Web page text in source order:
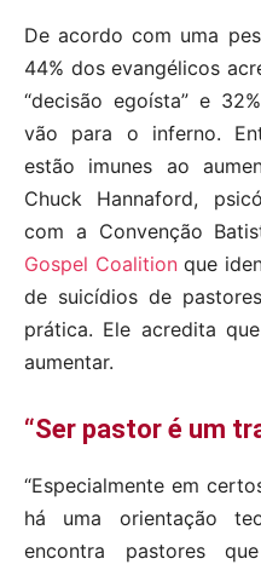
De acordo com uma
44% dos evangélicos
“decisão egoísta” e
vão para o inferno.
estão imunes ao
Chuck Hannaford,
com a Convenção
Gospel Coalitionque
de suicídios de
prática. Ele acredita
aumentar.
“Ser pastor é um
“Especialmente em
há uma orientação
encontra pastores